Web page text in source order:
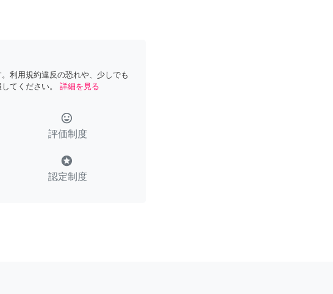
利用規約違反の恐れや、少しでも
てください。
詳細を見る
tag_faces
評価制度
stars
認定制度